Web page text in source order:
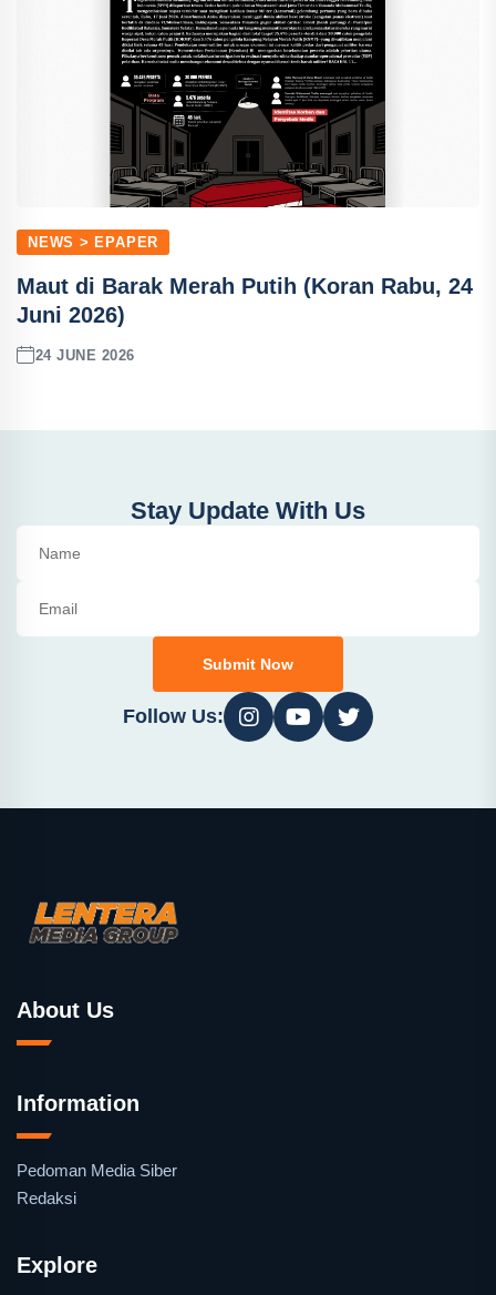
NEWS > EPAPER
Maut di Barak Merah Putih (Koran Rabu, 24
Juni 2026)
24 JUNE 2026
Stay Update With Us
Submit Now
Follow Us:
About Us
Information
Pedoman Media Siber
Redaksi
Explore